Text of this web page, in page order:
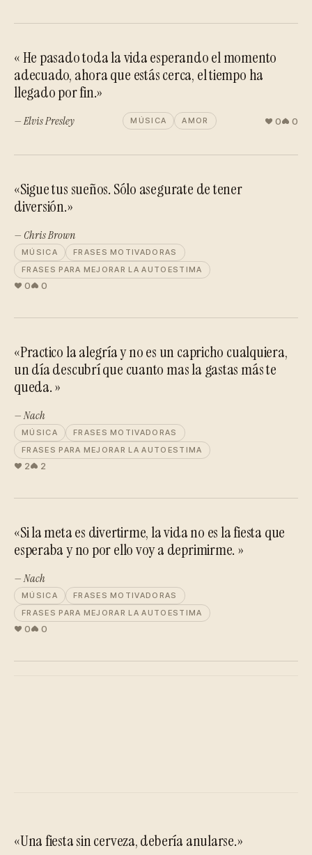
« He pasado toda la vida esperando el momento
adecuado, ahora que estás cerca, el tiempo ha
llegado por fin.»
— Elvis Presley MÚSICA AMOR 0 0
«Sigue tus sueños. Sólo asegurate de tener
diversión.»
— Chris Brown
MÚSICA
FRASES MOTIVADORAS
FRASES PARA MEJORAR LA AUTOESTIMA
0 0
«Practico la alegría y no es un capricho cualquiera,
un día descubrí que cuanto mas la gastas más te
queda. »
— Nach
MÚSICA
FRASES MOTIVADORAS
FRASES PARA MEJORAR LA AUTOESTIMA
2 2
«Si la meta es divertirme, la vida no es la fiesta que
esperaba y no por ello voy a deprimirme. »
— Nach
MÚSICA
FRASES MOTIVADORAS
FRASES PARA MEJORAR LA AUTOESTIMA
0 0
«Una fiesta sin cerveza, debería anularse.»